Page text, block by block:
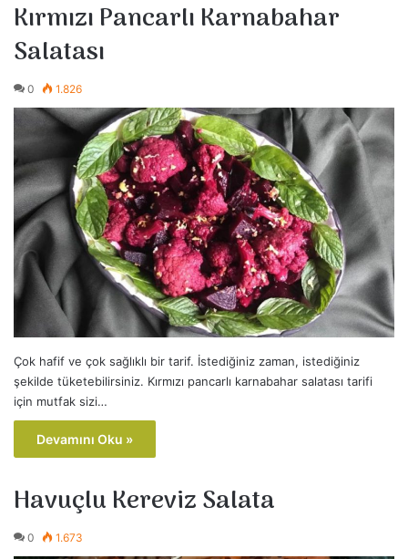
Kırmızı Pancarlı Karnabahar
Salatası
0 1.826
Çok hafif ve çok sağlıklı bir tarif. İstediğiniz zaman, istediğiniz
şekilde tüketebilirsiniz. Kırmızı pancarlı karnabahar salatası tarifi
için mutfak sizi…
Devamını Oku »
Havuçlu Kereviz Salata
0 1.673